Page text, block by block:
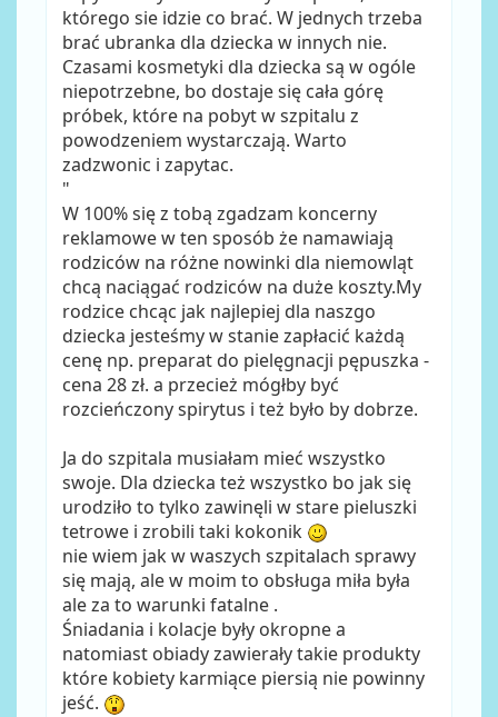
którego sie idzie co brać. W jednych trzeba
brać ubranka dla dziecka w innych nie.
Czasami kosmetyki dla dziecka są w ogóle
niepotrzebne, bo dostaje się cała górę
próbek, które na pobyt w szpitalu z
powodzeniem wystarczają. Warto
zadzwonic i zapytac.
"
W 100% się z tobą zgadzam koncerny
reklamowe w ten sposób że namawiają
rodziców na różne nowinki dla niemowląt
chcą naciągać rodziców na duże koszty.My
rodzice chcąc jak najlepiej dla naszgo
dziecka jesteśmy w stanie zapłacić każdą
cenę np. preparat do pielęgnacji pępuszka -
cena 28 zł. a przecież mógłby być
rozcieńczony spirytus i też było by dobrze.
Ja do szpitala musiałam mieć wszystko
swoje. Dla dziecka też wszystko bo jak się
urodziło to tylko zawinęli w stare pieluszki
tetrowe i zrobili taki kokonik
nie wiem jak w waszych szpitalach sprawy
się mają, ale w moim to obsługa miła była
ale za to warunki fatalne .
Śniadania i kolacje były okropne a
natomiast obiady zawierały takie produkty
które kobiety karmiące piersią nie powinny
jeść.